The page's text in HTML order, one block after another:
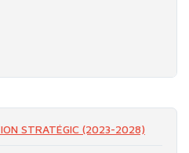
STRATÉGIC (2023-2028)